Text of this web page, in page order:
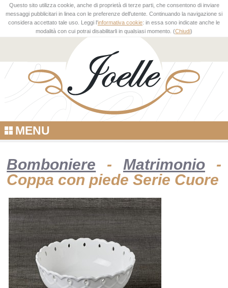
Questo sito utilizza cookie, anche di proprietà di terze parti, che consentono di inviare
messaggi pubblicitari in linea con le preferenze dell'utente. Continuando la navigazione si
considera accettato tale uso. Leggi l'informativa cookie: in essa sono indicate anche le
modalità con cui potrai disabilitarli in qualsiasi momento. (Chiudi)
MENU
Bomboniere - Matrimonio-
Coppa con piede Serie Cuore